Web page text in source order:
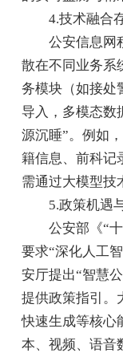
4.技术融合
公安信息网
散在不同业务系
务模块（如接处
导入，多模态数
源沉睡”。例如
籍信息、前科记
需通过大模型技
5.政策机遇
公安部《“
要求“深化人工
安厅提出“智慧
提供政策指引。
快速生成等核心
本、视频、语音